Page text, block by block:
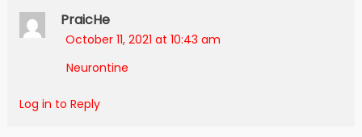
PraicHe
October 11, 2021 at 10:43 am
Neurontine
Log in to Reply